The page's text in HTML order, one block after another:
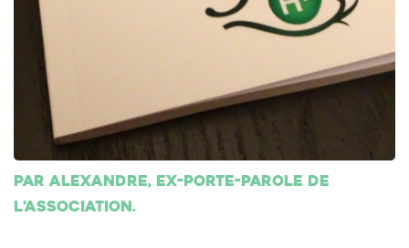
Par Alexandre, ex-porte-parole de
l’association.